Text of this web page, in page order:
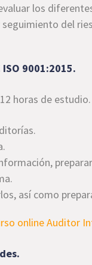
los
del
9001:2015.
horas de
así como
online Auditor